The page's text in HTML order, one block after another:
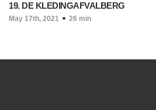
19. DE KLEDINGAFVALBERG
May 17th, 2021 26 min